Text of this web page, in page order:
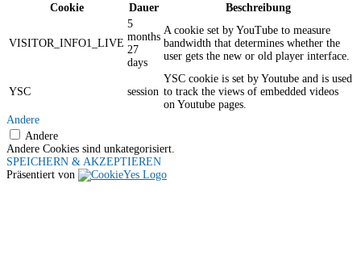
Cookie
Dauer Beschreibung
VISITOR_INFO1_LIVE
5
months
27
days
A cookie set by YouTube to measure
bandwidth that determines whether the
user gets the new or old player interface.
YSC session
YSC cookie is set by Youtube and is used
to track the views of embedded videos
on Youtube pages.
Andere
Andere
Andere Cookies sind unkategorisiert.
SPEICHERN & AKZEPTIEREN
Präsentiert von